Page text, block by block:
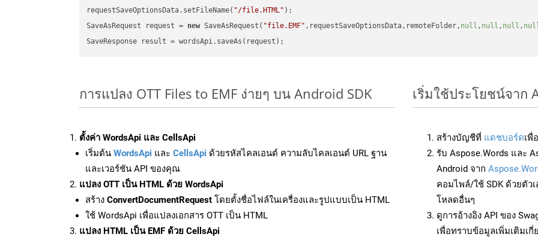
requestSaveOptionsData.setFileName( "/file.HTML" );
SaveAsRequest request = new SaveAsRequest( "file.EMF" ,requestSaveOptionsData,remoteFolder, null , null , null ,
การแปลง OTT Files to EMF ง่ายๆ บน Android SDK
ตั้งค่า WordsApi และ CellsApi
เริ่มต้น WordsApi และ CellsApi ด้วยรหัสไคลเอนต์ ความลับไคลเอนต์ URL ฐาน
และเวอร์ชัน API ของคุณ
แปลง OTT เป็น HTML ด้วย WordsApi
สร้าง ConvertDocumentRequest โดยตั้งชื่อไฟล์ในเครื่องและรูปแบบเป็น HTML
ใช้ WordsApi เพื่อแปลงเอกสาร OTT เป็น HTML
แปลง HTML เป็น EMF ด้วย CellsApi
เริ่มใช้ประโยชน์จาก
สร้างบัญชีที่ แดชบอร์ดเพื่
รับ Aspose.Words และ
Android จาก
คอมไพล์/ใช้ SDK ด้วยตัว
โหลดอื่นๆ
ดูการอ้างอิง API ของ
เพื่อทราบข้อมูลเพิ่มเติมเกี่